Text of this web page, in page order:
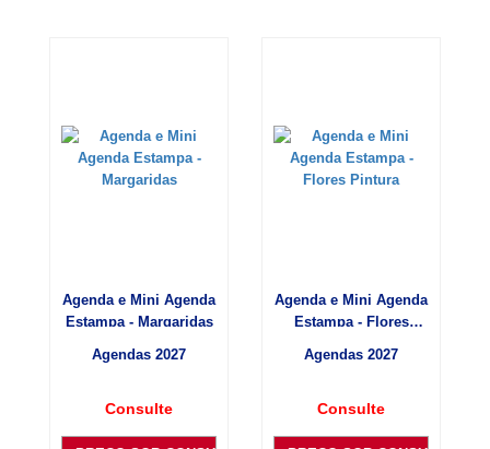
Agenda e Mini Agenda
Estampa - Margaridas
Agendas 2027
Consulte
Agenda e Mini Agenda
Estampa - Flores
Agendas 2027
Consulte